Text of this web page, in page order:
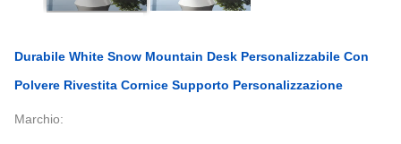
Durabile White Snow Mountain Desk Personalizzabile Con
Polvere Rivestita Cornice Supporto Personalizzazione
Marchio: